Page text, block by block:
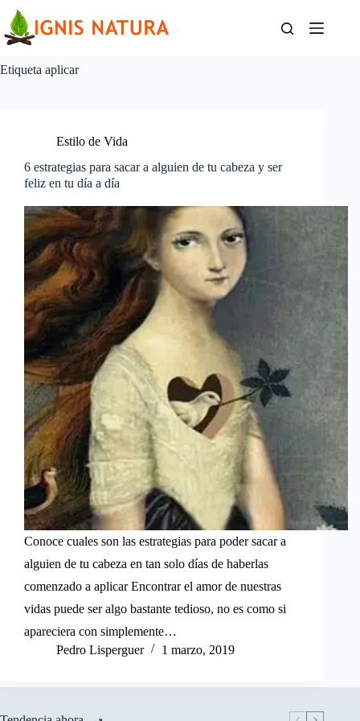
contenido
Etiqueta aplicar
Estilo de Vida
6 estrategias para sacar a alguien de tu cabeza y ser
feliz en tu día a día
Conoce cuales son las estrategias para poder sacar a
alguien de tu cabeza en tan solo días de haberlas
comenzado a aplicar Encontrar el amor de nuestras
vidas puede ser algo bastante tedioso, no es como si
apareciera con simplemente…
Pedro Lisperguer
1 marzo, 2019